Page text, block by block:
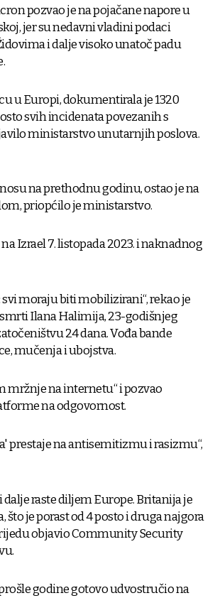
pozvao je na pojačane napore u
jer su nedavni vladini podaci
i dalje visoko unatoč padu
u Europi, dokumentirala je 1320
svih incidenata povezanih s
ministarstvo unutarnjih poslova.
na prethodnu godinu, ostao je na
priopćilo je ministarstvo.
Izrael 7. listopada 2023. i naknadnog
moraju biti mobilizirani“, rekao je
Ilana Halimija, 23-godišnjeg
24 dana. Vođa bande
mučenja i ubojstva.
mržnje na internetu“ i pozvao
na odgovornost.
prestaje na antisemitizmu i rasizmu“,
raste diljem Europe. Britanija je
je porast od 4 posto i druga najgora
objavio Community Security
godine gotovo udvostručio na